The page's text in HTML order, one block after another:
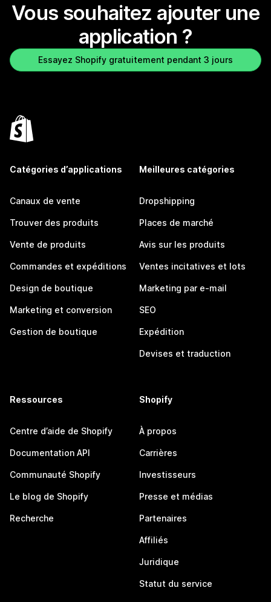
Vous souhaitez ajouter une
application ?
Essayez Shopify gratuitement pendant 3 jours
Catégories d’applications
Canaux de vente
Trouver des produits
Vente de produits
Commandes et expéditions
Design de boutique
Marketing et conversion
Gestion de boutique
Meilleures catégories
Dropshipping
Places de marché
Avis sur les produits
Ventes incitatives et lots
Marketing par e-mail
SEO
Expédition
Devises et traduction
Ressources
Centre d’aide de Shopify
Documentation API
Communauté Shopify
Le blog de Shopify
Recherche
Shopify
À propos
Carrières
Investisseurs
Presse et médias
Partenaires
Affiliés
Juridique
Statut du service